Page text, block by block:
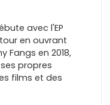
avec l'EP
en ouvrant
Fangs en 2018,
propres
films et des